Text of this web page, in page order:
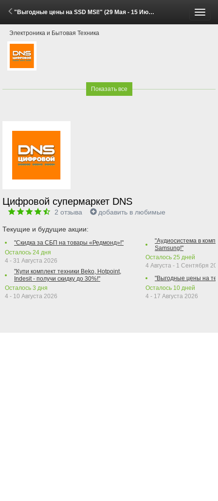
"Выгодные цены на SSD MSI!" (29 Мая - 15 Июня 2026)
Электроника и Бытовая Техника
Показать все
Цифровой супермаркет DNS
2 отзыва добавить в любимые
Текущие и будущие акции:
"Скидка за СБП на товары «Редмонд»!"
Осталось 24 дня
4 - 31 Августа 2026
"Купи комплект техники Beko, Hotpoint,
Indesit - получи скидку до 30%!"
Осталось 3 дня
4 - 10 Августа 2026
"Аудиосистема в
Samsung!"
Осталось 25 дней
4 Августа - 1 Сентября
"Выгодные цены на
Осталось 10 дней
4 - 17 Августа 2026